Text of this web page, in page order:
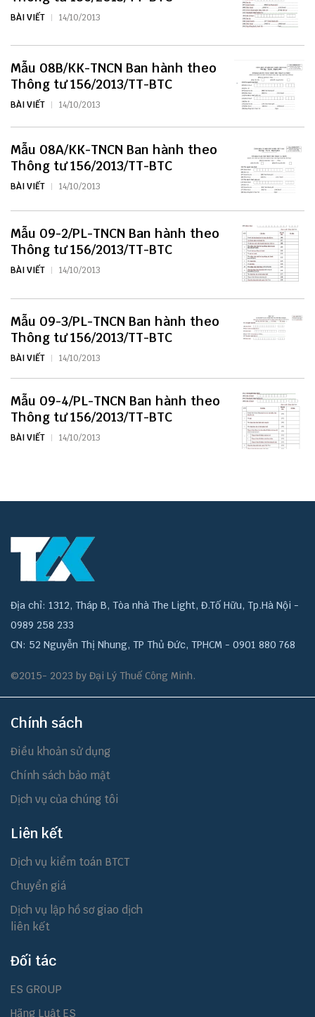
BÀI VIẾT 14/10/2013
Mẫu 08B/KK-TNCN Ban hành theo
Thông tư 156/2013/TT-BTC
BÀI VIẾT 14/10/2013
Mẫu 08A/KK-TNCN Ban hành theo
Thông tư 156/2013/TT-BTC
BÀI VIẾT 14/10/2013
Mẫu 09-2/PL-TNCN Ban hành theo
Thông tư 156/2013/TT-BTC
BÀI VIẾT 14/10/2013
Mẫu 09-3/PL-TNCN Ban hành theo
Thông tư 156/2013/TT-BTC
BÀI VIẾT 14/10/2013
Mẫu 09-4/PL-TNCN Ban hành theo
Thông tư 156/2013/TT-BTC
BÀI VIẾT 14/10/2013
Địa chỉ: 1312, Tháp B, Tòa nhà The Light, Đ.Tố Hữu, Tp.Hà Nội -
0989 258 233
CN: 52 Nguyễn Thị Nhung, TP Thủ Đức, TPHCM - 0901 880 768
©2015- 2023 by Đại Lý Thuế Công Minh.
Chính sách
Điều khoản sử dụng
Chính sách bảo mật
Dịch vụ của chúng tôi
Liên kết
Dịch vụ kiểm toán BTCT
Chuyển giá
Dịch vụ lập hồ sơ giao dịch
liên kết
Đối tác
ES GROUP
Hãng Luật ES